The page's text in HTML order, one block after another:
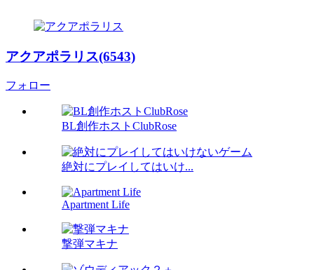
アクアポラリス(6543)
フォロー
BL創作ホストClubRose
絶対にプレイしてはいけ...
Apartment Life
撃弾マキナ